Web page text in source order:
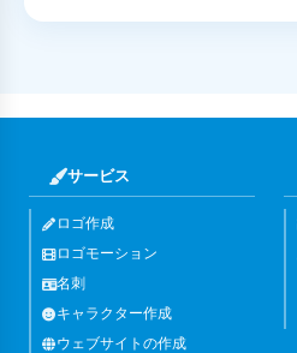
サービス
ロゴ作成
ロゴモーション
名刺
キャラクター作成
ウェブサイトの作成